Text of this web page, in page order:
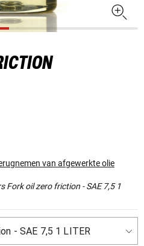
van afgewerkte olie
Fork oil zero friction - SAE 7,5 1